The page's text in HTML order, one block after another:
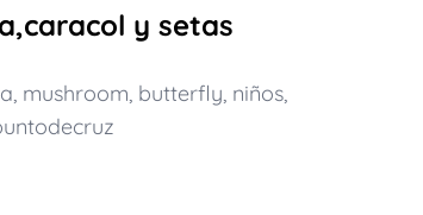
y setas
, mushroom, butterfly, niños,